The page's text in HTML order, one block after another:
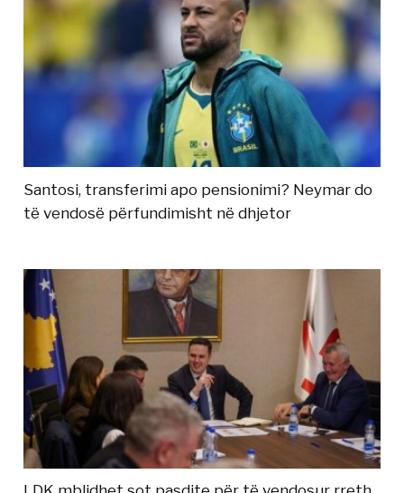
Santosi, transferimi apo pensionimi? Neymar do
të vendosë përfundimisht në dhjetor